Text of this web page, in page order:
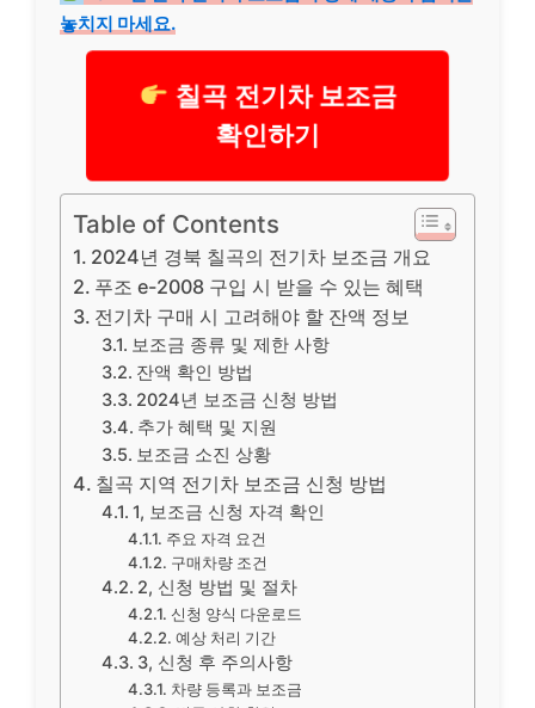
놓치지 마세요.
칠곡 전기차 보조금
확인하기
Table of Contents
2024년 경북 칠곡의 전기차 보조금 개요
푸조 e-2008 구입 시 받을 수 있는 혜택
전기차 구매 시 고려해야 할 잔액 정보
보조금 종류 및 제한 사항
잔액 확인 방법
2024년 보조금 신청 방법
추가 혜택 및 지원
보조금 소진 상황
칠곡 지역 전기차 보조금 신청 방법
1, 보조금 신청 자격 확인
주요 자격 요건
구매차량 조건
2, 신청 방법 및 절차
신청 양식 다운로드
예상 처리 기간
3, 신청 후 주의사항
차량 등록과 보조금